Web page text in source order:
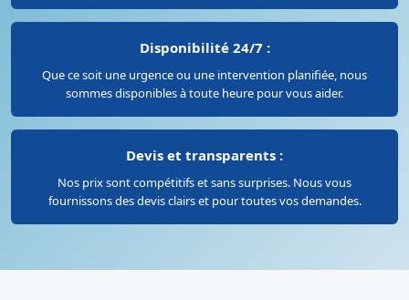
Disponibilité 24/7 :
Que ce soit une urgence ou une intervention planifiée, nous
sommes disponibles à toute heure pour vous aider.
Devis et transparents :
Nos prix sont compétitifs et sans surprises. Nous vous
fournissons des devis clairs et pour toutes vos demandes.